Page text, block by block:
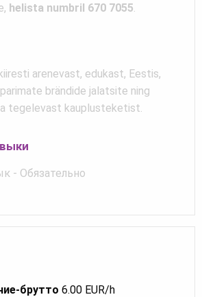
брутто 6.00 EUR/h
helista numbril 670 7055
arenevast, edukast, Eestis,
brändide jalatsite ning
tegelevast kauplusteketist.
- Обязательно